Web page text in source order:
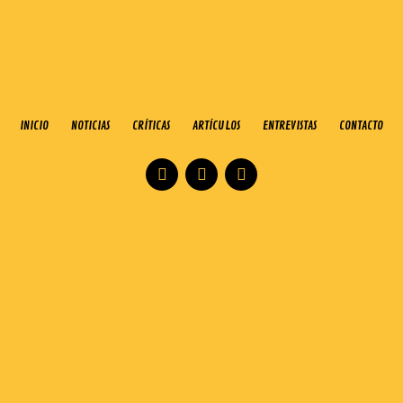
INICIO NOTICIAS CRÍTICAS ARTÍCULOS ENTREVISTAS CONTACTO